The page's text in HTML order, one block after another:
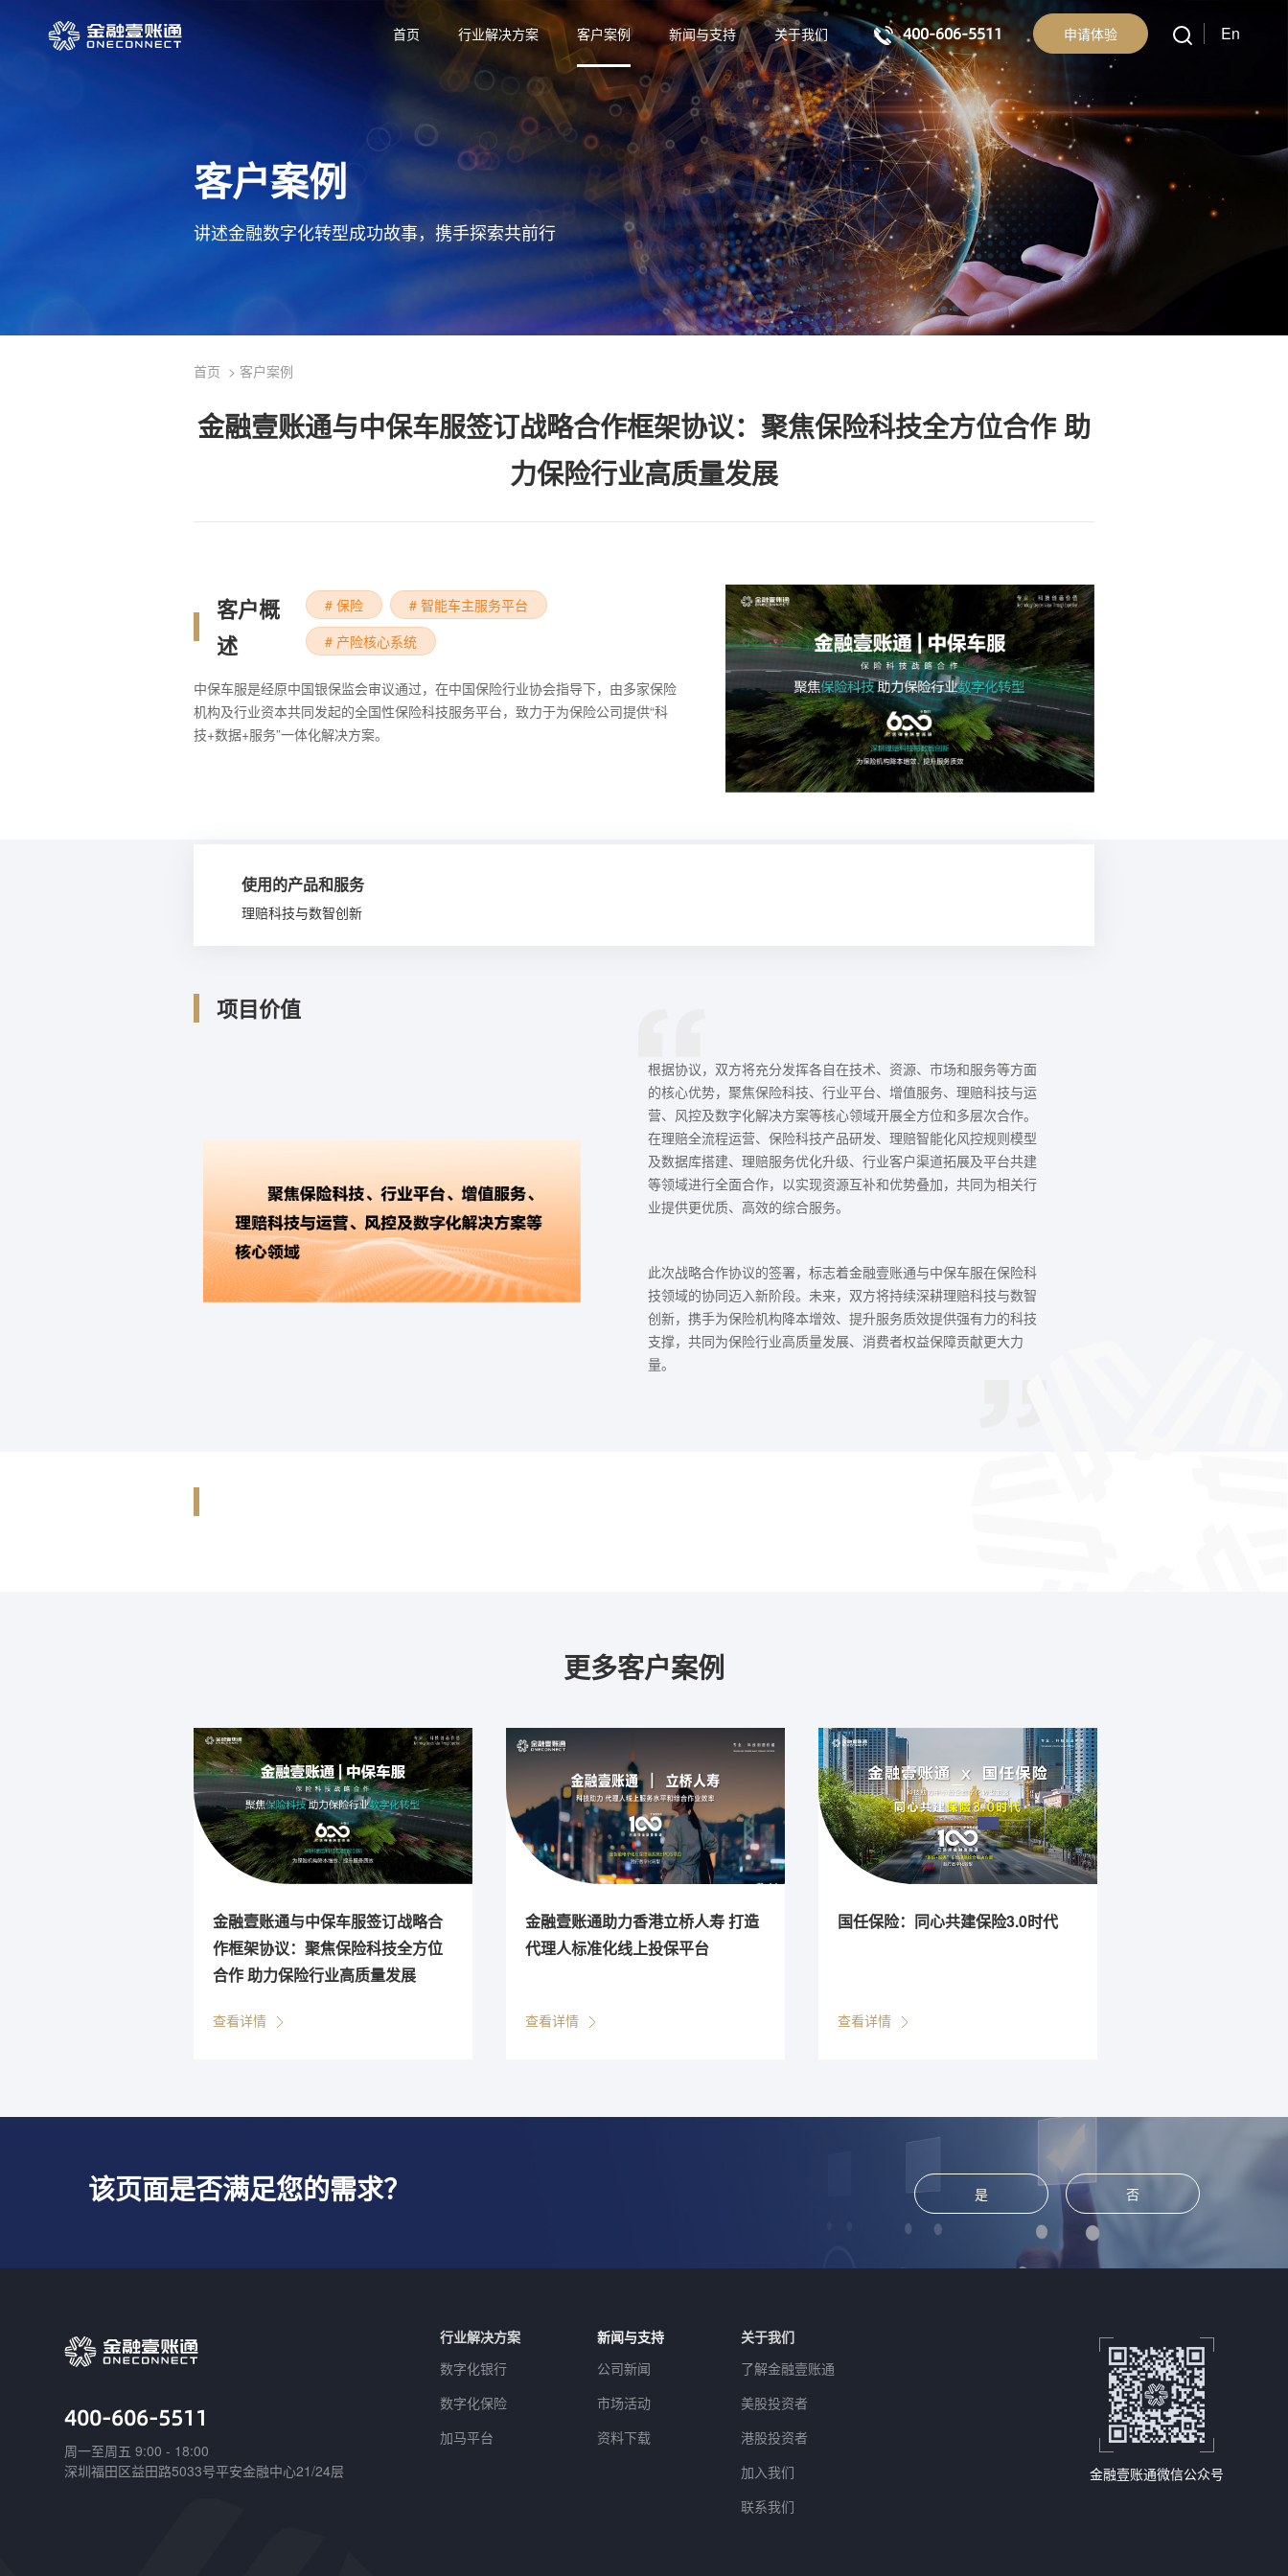
首页 行业解决方案 客户案例 新闻与支持 关于我们 400-606-5511 申请体验 En
客户案例
讲述金融数字化转型成功故事，携手探索共前行
首页 客户案例
金融壹账通与中保车服签订战略合作框架协议：聚焦保险科技全方位合作 助
力保险行业高质量发展
客户概
述
# 保险
# 智能车主服务平台
# 产险核心系统
中保车服是经原中国银保监会审议通过，在中国保险行业协会指导下，由多家保险
机构及行业资本共同发起的全国性保险科技服务平台，致力于为保险公司提供“科
技+数据+服务”一体化解决方案。
使用的产品和服务
理赔科技与数智创新
项目价值
根据协议，双方将充分发挥各自在技术、资源、市场和服务等方面
的核心优势，聚焦保险科技、行业平台、增值服务、理赔科技与运
营、风控及数字化解决方案等核心领域开展全方位和多层次合作。
在理赔全流程运营、保险科技产品研发、理赔智能化风控规则模型
及数据库搭建、理赔服务优化升级、行业客户渠道拓展及平台共建
等领域进行全面合作，以实现资源互补和优势叠加，共同为相关行
业提供更优质、高效的综合服务。
此次战略合作协议的签署，标志着金融壹账通与中保车服在保险科
技领域的协同迈入新阶段。未来，双方将持续深耕理赔科技与数智
创新，携手为保险机构降本增效、提升服务质效提供强有力的科技
支撑，共同为保险行业高质量发展、消费者权益保障贡献更大力
量。
更多客户案例
金融壹账通与中保车服签订战略合
作框架协议：聚焦保险科技全方位
合作 助力保险行业高质量发展
查看详情
金融壹账通助力香港立桥人寿 打造
代理人标准化线上投保平台
查看详情
国任保险：同心共建保险3.0时代
查看详情
该页面是否满足您的需求？ 是 否
400-606-5511
周一至周五 9:00 - 18:00
深圳福田区益田路5033号平安金融中心21/24层
行业解决方案
数字化银行
数字化保险
加马平台
新闻与支持
公司新闻
市场活动
资料下载
关于我们
了解金融壹账通
美股投资者
港股投资者
加入我们
联系我们
金融壹账通微信公众号